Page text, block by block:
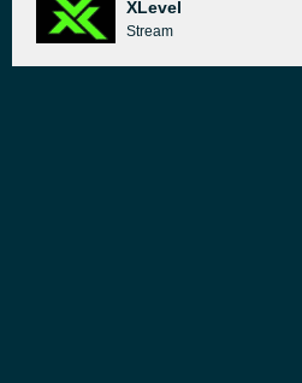
XLevel
Stream